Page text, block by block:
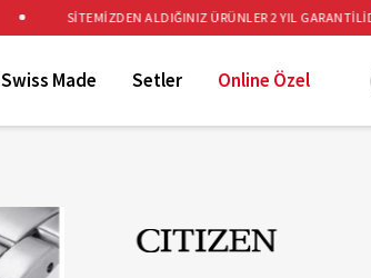
SİTEMİZDEN ALDIĞINIZ ÜRÜNLER 2 YIL GARANTİLİDİR
Swiss Made Setler Online Özel